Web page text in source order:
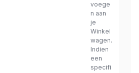
voege
n aan
je
Winkel
wagen.
Indien
een
specifi